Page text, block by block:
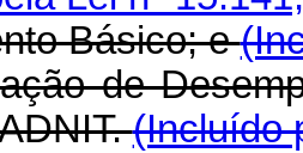
Básico; e
de
(Incluído